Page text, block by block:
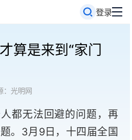
登录
算是来到“家门
：光明网
都无法回避的问题，再
。3月9日，十四届全国